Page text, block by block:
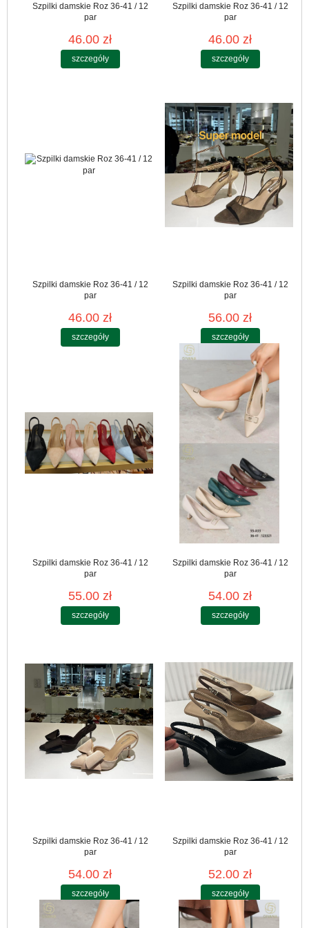
Szpilki damskie Roz 36-41 / 12
par
46.00 zł
szczegóły
Szpilki damskie Roz 36-41 / 12
par
46.00 zł
szczegóły
Szpilki damskie Roz 36-41 / 12
par
46.00 zł
szczegóły
Szpilki damskie Roz 36-41 / 12
par
56.00 zł
szczegóły
Szpilki damskie Roz 36-41 / 12
par
55.00 zł
szczegóły
Szpilki damskie Roz 36-41 / 12
par
54.00 zł
szczegóły
Szpilki damskie Roz 36-41 / 12
par
54.00 zł
szczegóły
Szpilki damskie Roz 36-41 / 12
par
52.00 zł
szczegóły